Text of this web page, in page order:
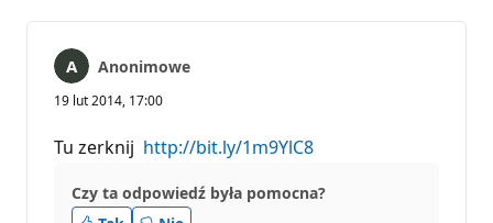
Anonimowe
19 lut 2014, 17:00
Tu zerknij http://bit.ly/1m9YlC8
Czy ta odpowiedź była pomocna?